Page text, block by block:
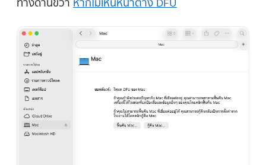
ทางด้านขวา หากไม่เห็นหน้าต่าง DFU